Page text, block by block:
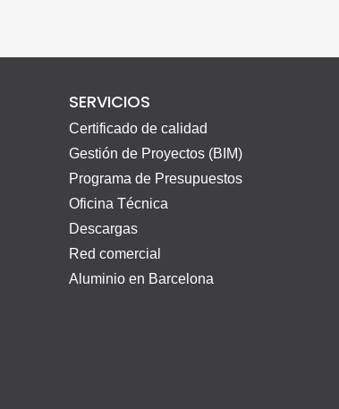
SERVICIOS
Certificado de calidad
Gestión de Proyectos (BIM)
Programa de Presupuestos
Oficina Técnica
Descargas
Red comercial
Aluminio en Barcelona